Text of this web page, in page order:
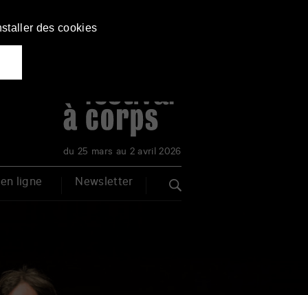
du 25 mars au 2 avril 2026
ligne Newsletter
des cookies